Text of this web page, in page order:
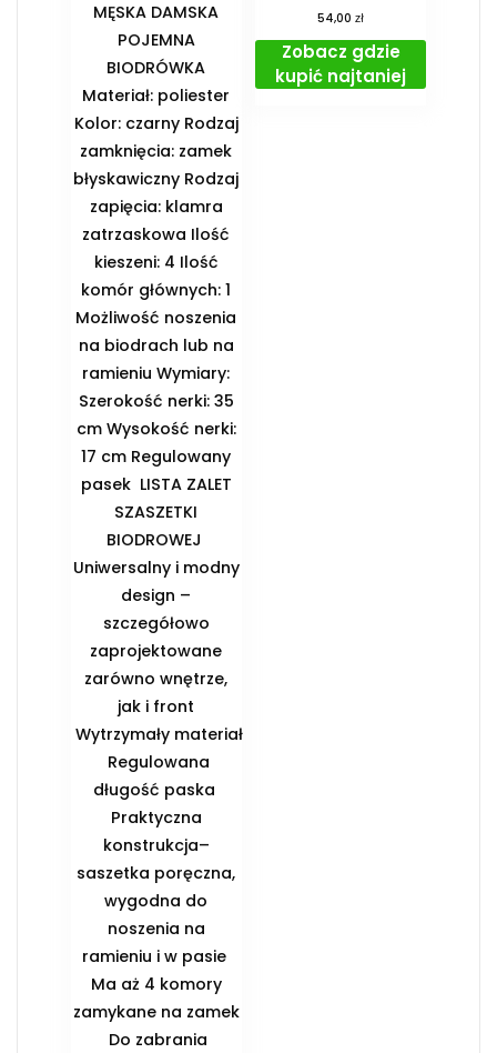
MĘSKA DAMSKA
POJEMNA
BIODRÓWKA
Materiał: poliester
Kolor: czarny Rodzaj
zamknięcia: zamek
błyskawiczny Rodzaj
zapięcia: klamra
zatrzaskowa Ilość
kieszeni: 4 Ilość
komór głównych: 1
Możliwość noszenia
na biodrach lub na
ramieniu Wymiary:
Szerokość nerki: 35
cm Wysokość nerki:
17 cm Regulowany
pasek ️ LISTA ZALET
SZASZETKI
BIODROWEJ ️
Uniwersalny i modny
design –
szczegółowo
zaprojektowane
zarówno wnętrze,
jak i front
️ Wytrzymały materiał
️ Regulowana
długość paska ️
Praktyczna
konstrukcja–
saszetka poręczna,
wygodna do
noszenia na
ramieniu i w pasie ️
Ma aż 4 komory
zamykane na zamek
️ Do zabrania
54,00zł
Zobacz gdzie
kupić najtaniej